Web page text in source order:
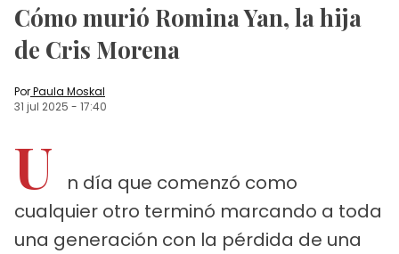
Cómo murió Romina Yan, la hija
de Cris Morena
PorPaula Moskal
31 jul 2025 - 17:40
U
n día que comenzó como
cualquier otro terminó marcando a toda
una generación con la pérdida de una